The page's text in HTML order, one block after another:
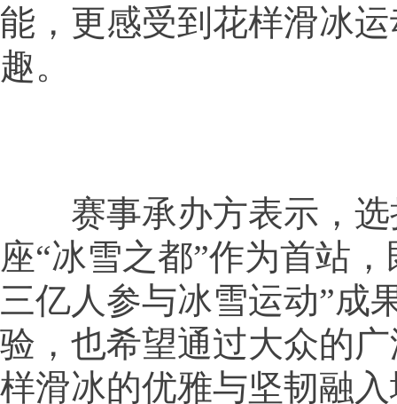
能，更感受到花样滑冰
趣。
赛事承办方表示，选
座“冰雪之都”作为首站
三亿人参与冰雪运动”成
验，也希望通过大众的
样滑冰的优雅与坚韧融